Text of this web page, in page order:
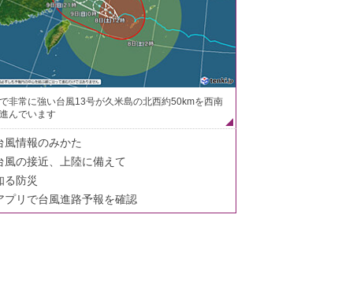
非常に強い台風13号が久米島の北西約50kmを西南
んでいます
風情報のみかた
風の接近、上陸に備えて
る防災
プリで台風進路予報を確認